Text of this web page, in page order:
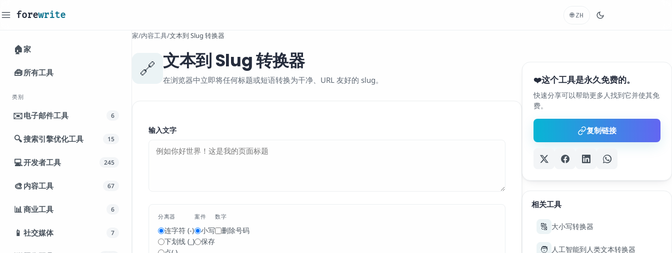
forewrite 🌐 ZH
🏠家
🧰所有工具
类别
✉️电子邮件工具 6
🔍搜索引擎优化工具 15
💻开发者工具 245
🎨 内容工具 67
📊商业工具 6
📱 社交媒体 7
家/内容工具/文本到 Slug 转换器
🔗 文本到 Slug 转换器
在浏览器中立即将任何标题或短语转换为干净、URL 友好的 slug。
输入文字
分离器
连字符 (-)
下划线 (_)
案件
小写
保存
数字
删除号码
❤️这个工具是永久免费的。
快速分享可以帮助更多人找到它并使其免
费。
复制链接
相关工具
🔠 大小写转换器
🧑 人工智能到人类文本转换器